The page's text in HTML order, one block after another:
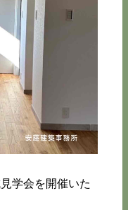
学会を開催いた